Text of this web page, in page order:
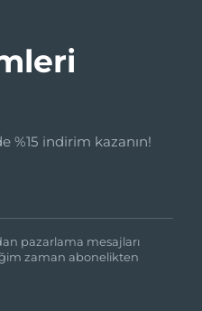
%15 indirim kazanın!
pazarlama mesajları
zaman abonelikten